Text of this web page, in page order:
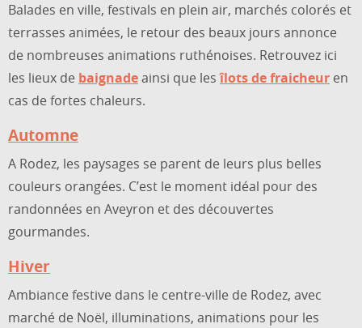
Balades en ville, festivals en plein air, marchés colorés et
terrasses animées, le retour des beaux jours annonce
de nombreuses animations ruthénoises. Retrouvez ici
les lieux de baignadeainsi que lesîlots de fraicheur en
cas de fortes chaleurs.
Automne
A Rodez, les paysages se parent de leurs plus belles
couleurs orangées. C’est le moment idéal pour des
randonnées en Aveyron et des découvertes
gourmandes.
Hiver
Ambiance festive dans le centre-ville de Rodez, avec
marché de Noël, illuminations, animations pour les